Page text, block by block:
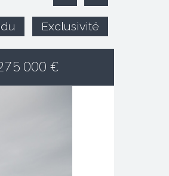
Exclusivité
000 €